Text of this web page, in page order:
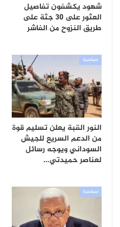
شهود يكشفون تفاصيل
العثور على 30 جثة على
طريق النزوح من الفاشر
سياسية
النور القبة يعلن تسليم قوة
من الدعم السريع للجيش
السوداني ويوجه رسائل
لعناصر حميدتي…
سياسية